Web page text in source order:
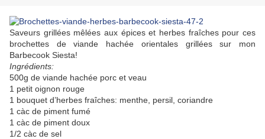
Saveurs grillées mêlées aux épices et herbes fraîches pour ces
brochettes de viande hachée orientales grillées sur mon
Barbecook Siesta!
Ingrédients:
500g de viande hachée porc et veau
1 petit oignon rouge
1 bouquet d’herbes fraîches: menthe, persil, coriandre
1 càc de piment fumé
1 càc de piment doux
1/2 càc de sel